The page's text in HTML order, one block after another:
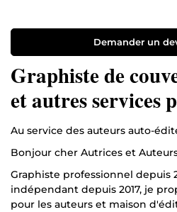
Demander un
Graphiste de
et autres services
auteurs et coach
Au service des auteurs auto-
Bonjour cher Autrices et
Graphiste professionnel depuis
indépendant depuis 2017, je
pour les auteurs et maison